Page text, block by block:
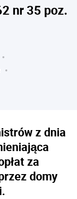
nr 35 poz.
z dnia
za
domy